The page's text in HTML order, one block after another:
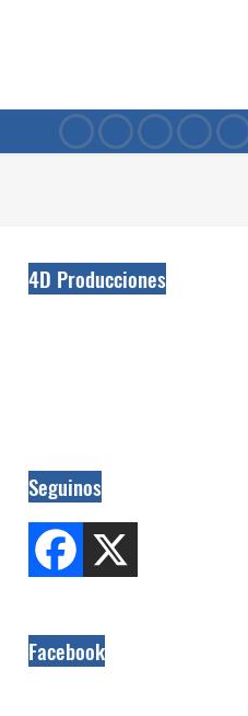
4D Producciones
Seguinos
Facebook